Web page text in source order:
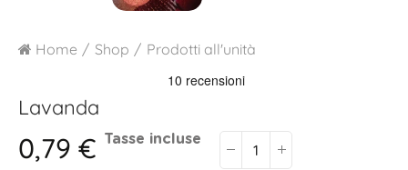
Home Shop Prodotti all'unità
Lavanda
0,79 € Tasse incluse